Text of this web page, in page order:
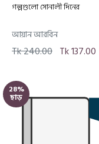
গল্পগুলো সোনালী দিনের
আয়ান আরবিন
Tk 240.00 Tk 137.00
28%
ছাড়